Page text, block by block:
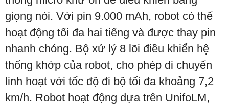
giọng nói. Với pin 9.000 mAh, robot có thể
hoạt động tối đa hai tiếng và được thay pin
nhanh chóng. Bộ xử lý 8 lõi điều khiển hệ
thống khớp của robot, cho phép di chuyển
linh hoạt với tốc độ đi bộ tối đa khoảng 7,2
km/h. Robot hoạt động dựa trên UnifoLM,